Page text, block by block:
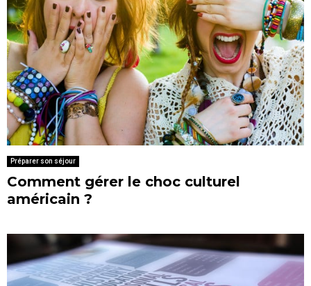
Préparer son séjour
Comment gérer le choc culturel
américain ?